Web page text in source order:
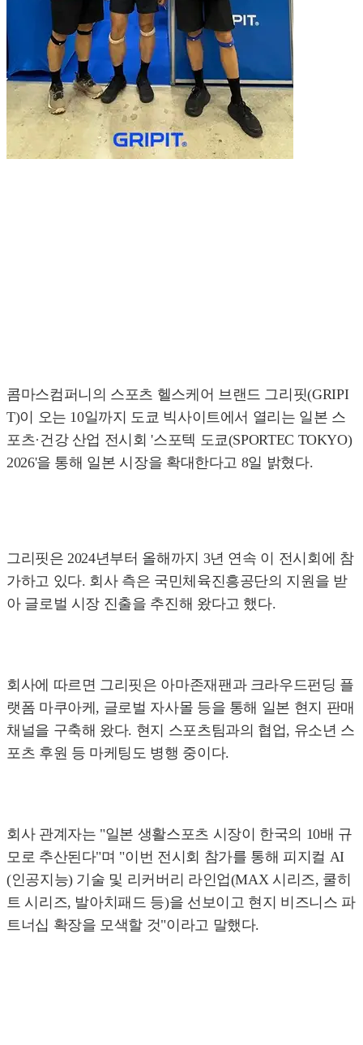
콤마스컴퍼니의 스포츠 헬스케어 브랜드 그리핏(GRIPI
T)이 오는 10일까지 도쿄 빅사이트에서 열리는 일본 스
포츠·건강 산업 전시회 '스포텍 도쿄(SPORTEC TOKYO)
2026'을 통해 일본 시장을 확대한다고 8일 밝혔다.
그리핏은 2024년부터 올해까지 3년 연속 이 전시회에 참
가하고 있다. 회사 측은 국민체육진흥공단의 지원을 받
아 글로벌 시장 진출을 추진해 왔다고 했다.
회사에 따르면 그리핏은 아마존재팬과 크라우드펀딩 플
랫폼 마쿠아케, 글로벌 자사몰 등을 통해 일본 현지 판매
채널을 구축해 왔다. 현지 스포츠팀과의 협업, 유소년 스
포츠 후원 등 마케팅도 병행 중이다.
회사 관계자는 "일본 생활스포츠 시장이 한국의 10배 규
모로 추산된다"며 "이번 전시회 참가를 통해 피지컬 AI
(인공지능) 기술 및 리커버리 라인업(MAX 시리즈, 쿨히
트 시리즈, 발아치패드 등)을 선보이고 현지 비즈니스 파
트너십 확장을 모색할 것"이라고 말했다.